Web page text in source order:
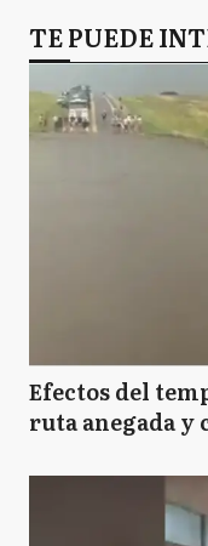
TE PUEDE
Efectos del
ruta anegada y